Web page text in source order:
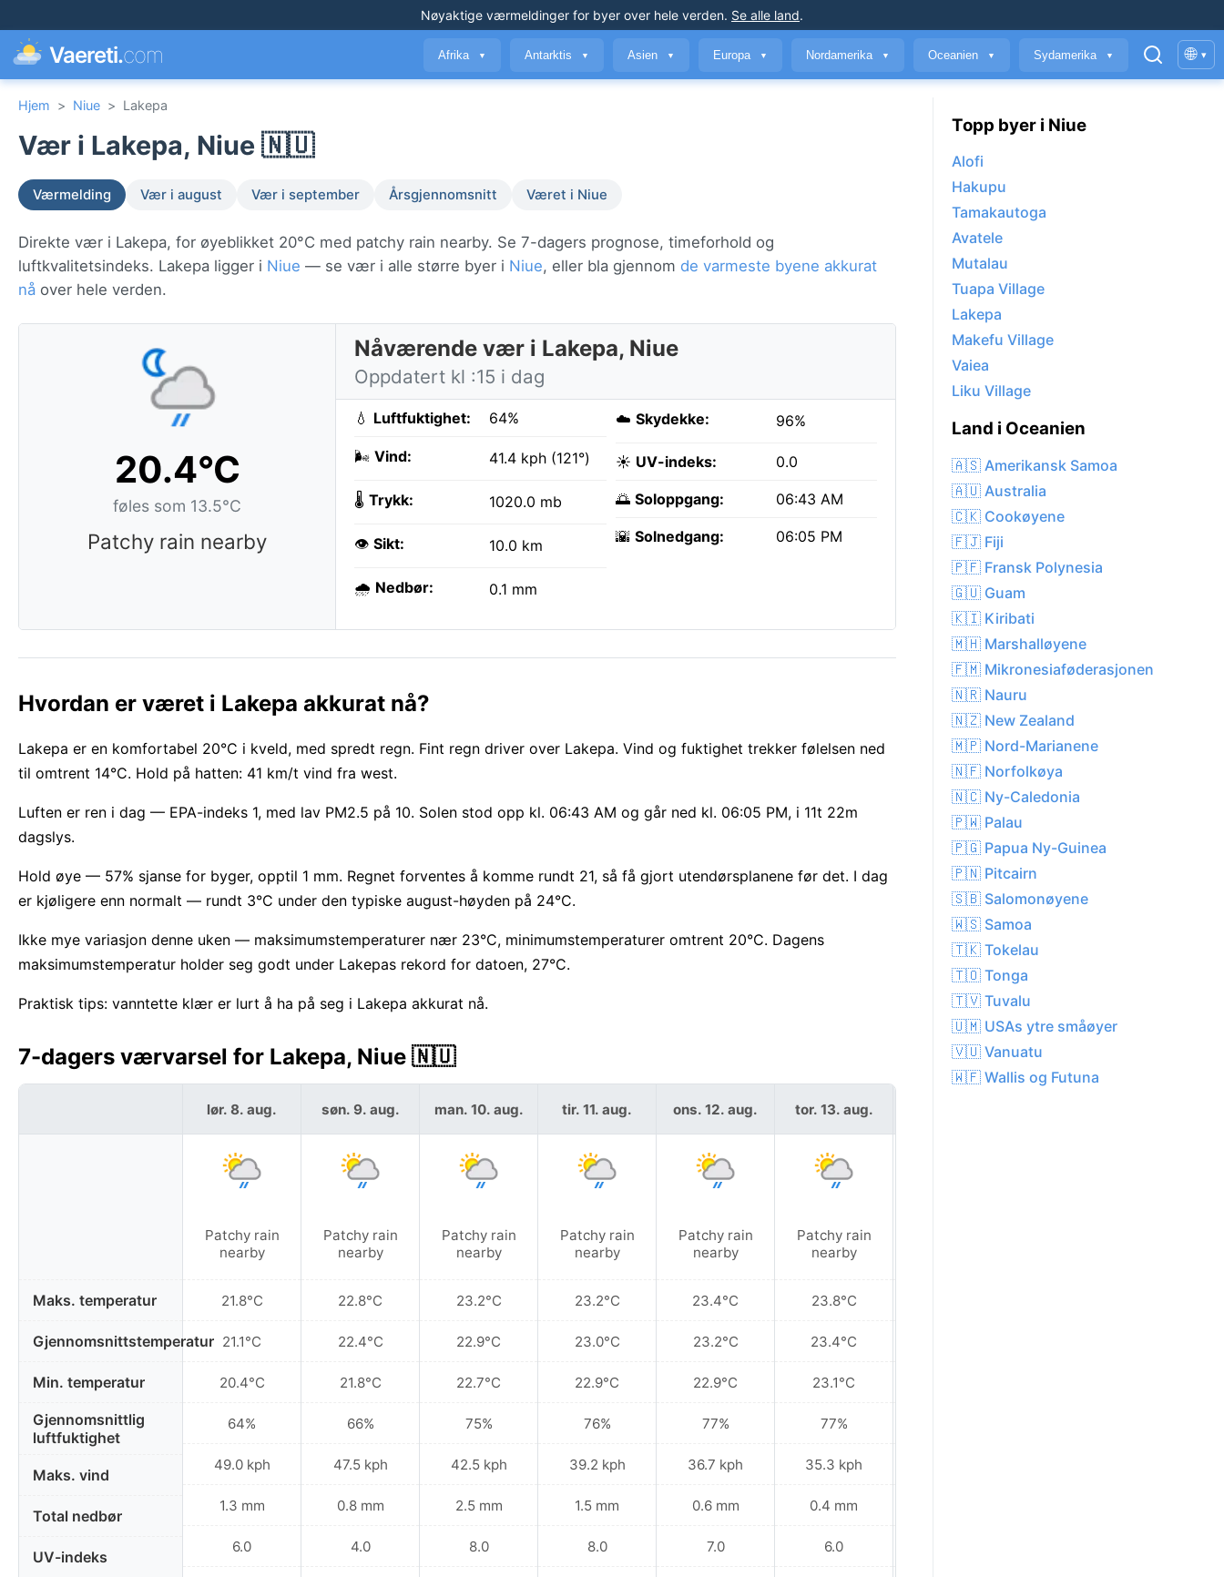
Nøyaktige værmeldinger for byer over hele verden. Se alle land.
Vaereti.com Afrika ▼ Antarktis ▼ Asien ▼ Europa ▼ Nordamerika ▼ Oceanien ▼ Sydamerika ▼ 🌐 ▾
Hjem > Niue > Lakepa
Vær i Lakepa, Niue 🇳🇺
Værmelding Vær i august Vær i september Årsgjennomsnitt Været i Niue
Direkte vær i Lakepa, for øyeblikket 20°C med patchy rain nearby. Se 7-dagers prognose, timeforhold og
luftkvalitetsindeks. Lakepa ligger i Niue — se vær i alle større byer i Niue, eller bla gjennom de varmeste byene akkurat
nå over hele verden.
20.4°C
føles som 13.5°C
Patchy rain nearby
Nåværende vær i Lakepa, Niue
Oppdatert kl :15 i dag
💧 Luftfuktighet: 64%
🌬️ Vind: 41.4 kph (121°)
🌡️ Trykk: 1020.0 mb
👁️ Sikt: 10.0 km
🌧️ Nedbør: 0.1 mm
☁️ Skydekke: 96%
☀️ UV-indeks: 0.0
🌅 Soloppgang: 06:43 AM
🌇 Solnedgang: 06:05 PM
Hvordan er været i Lakepa akkurat nå?
Lakepa er en komfortabel 20°C i kveld, med spredt regn. Fint regn driver over Lakepa. Vind og fuktighet trekker følelsen ned
til omtrent 14°C. Hold på hatten: 41 km/t vind fra west.
Luften er ren i dag — EPA-indeks 1, med lav PM2.5 på 10. Solen stod opp kl. 06:43 AM og går ned kl. 06:05 PM, i 11t 22m
dagslys.
Hold øye — 57% sjanse for byger, opptil 1 mm. Regnet forventes å komme rundt 21, så få gjort utendørsplanene før det. I dag
er kjøligere enn normalt — rundt 3°C under den typiske august-høyden på 24°C.
Ikke mye variasjon denne uken — maksimumstemperaturer nær 23°C, minimumstemperaturer omtrent 20°C. Dagens
maksimumstemperatur holder seg godt under Lakepas rekord for datoen, 27°C.
Praktisk tips: vanntette klær er lurt å ha på seg i Lakepa akkurat nå.
7-dagers værvarsel for Lakepa, Niue 🇳🇺
Maks. temperatur
Gjennomsnittstemperatur
Min. temperatur
Gjennomsnittlig
luftfuktighet
Maks. vind
Total nedbør
UV-indeks
lør. 8. aug.
Patchy rain
nearby
21.8°C
21.1°C
20.4°C
64%
49.0 kph
1.3 mm
6.0
søn. 9. aug.
Patchy rain
nearby
22.8°C
22.4°C
21.8°C
66%
47.5 kph
0.8 mm
4.0
man. 10. aug.
Patchy rain
nearby
23.2°C
22.9°C
22.7°C
75%
42.5 kph
2.5 mm
8.0
tir. 11. aug.
Patchy rain
nearby
23.2°C
23.0°C
22.9°C
76%
39.2 kph
1.5 mm
8.0
ons. 12. aug.
Patchy rain
nearby
23.4°C
23.2°C
22.9°C
77%
36.7 kph
0.6 mm
7.0
tor. 13. aug.
Patchy rain
nearby
23.8°C
23.4°C
23.1°C
77%
35.3 kph
0.4 mm
6.0
Topp byer i Niue
Alofi
Hakupu
Tamakautoga
Avatele
Mutalau
Tuapa Village
Lakepa
Makefu Village
Vaiea
Liku Village
Land i Oceanien
🇦🇸 Amerikansk Samoa
🇦🇺 Australia
🇨🇰 Cookøyene
🇫🇯 Fiji
🇵🇫 Fransk Polynesia
🇬🇺 Guam
🇰🇮 Kiribati
🇲🇭 Marshalløyene
🇫🇲 Mikronesiaføderasjonen
🇳🇷 Nauru
🇳🇿 New Zealand
🇲🇵 Nord-Marianene
🇳🇫 Norfolkøya
🇳🇨 Ny-Caledonia
🇵🇼 Palau
🇵🇬 Papua Ny-Guinea
🇵🇳 Pitcairn
🇸🇧 Salomonøyene
🇼🇸 Samoa
🇹🇰 Tokelau
🇹🇴 Tonga
🇹🇻 Tuvalu
🇺🇲 USAs ytre småøyer
🇻🇺 Vanuatu
🇼🇫 Wallis og Futuna